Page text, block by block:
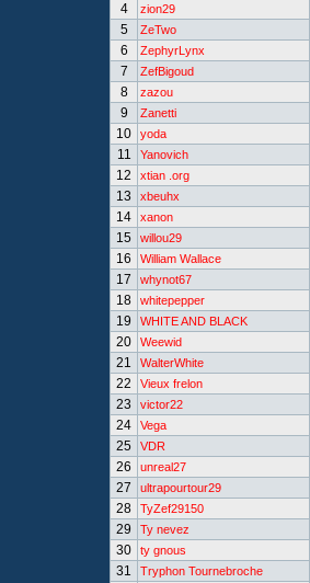
4
zion29
5
ZeTwo
6
ZephyrLynx
7
ZefBigoud
8
zazou
9
Zanetti
10
yoda
11
Yanovich
12
xtian .org
13
xbeuhx
14
xanon
15
willou29
16
William Wallace
17
whynot67
18
whitepepper
19
WHITE AND BLACK
20
Weewid
21
WalterWhite
22
Vieux frelon
23
victor22
24
Vega
25
VDR
26
unreal27
27
ultrapourtour29
28
TyZef29150
29
Ty nevez
30
ty gnous
31
Tryphon Tournebroche